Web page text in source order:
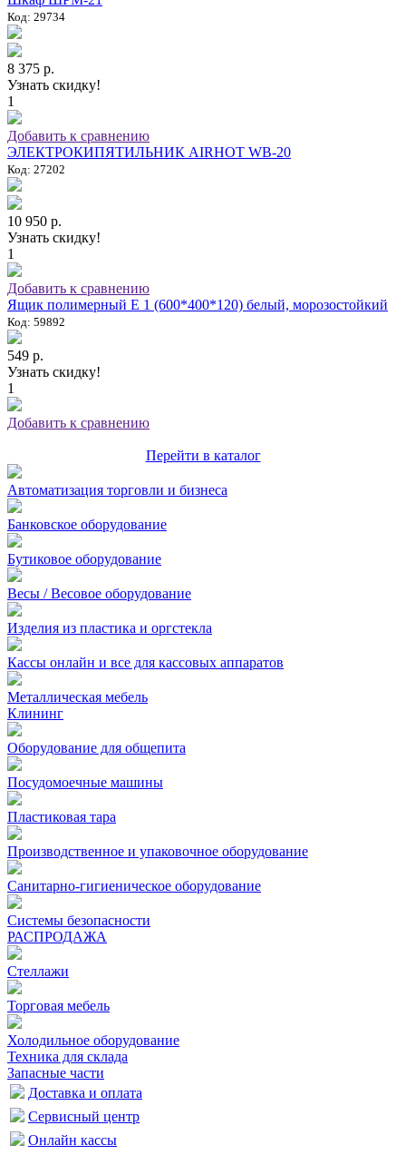
Код: 29734
8 375 р.
Узнать скидку!
1
Добавить к сравнению
ЭЛЕКТРОКИПЯТИЛЬНИК AIRHOT WB-20
Код: 27202
10 950 р.
Узнать скидку!
1
Добавить к сравнению
Ящик полимерный E 1 (600*400*120) белый, морозостойкий
Код: 59892
549 р.
Узнать скидку!
1
Добавить к сравнению
Перейти в каталог
Автоматизация торговли и бизнеса
Банковское оборудование
Бутиковое оборудование
Весы / Весовое оборудование
Изделия из пластика и оргстекла
Кассы онлайн и все для кассовых аппаратов
Металлическая мебель
Клининг
Оборудование для общепита
Посудомоечные машины
Пластиковая тара
Производственное и упаковочное оборудование
Санитарно-гигиеническое оборудование
Системы безопасности
РАСПРОДАЖА
Стеллажи
Торговая мебель
Холодильное оборудование
Техника для склада
Запасные части
Доставка и оплата
Сервисный центр
Онлайн кассы